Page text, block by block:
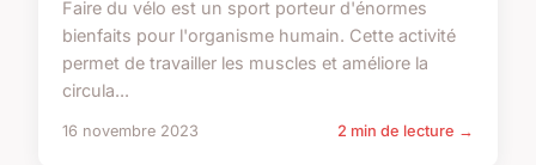
Faire du vélo est un sport porteur d'énormes
bienfaits pour l'organisme humain. Cette activité
permet de travailler les muscles et améliore la
circula...
16 novembre 2023 2 min de lecture →